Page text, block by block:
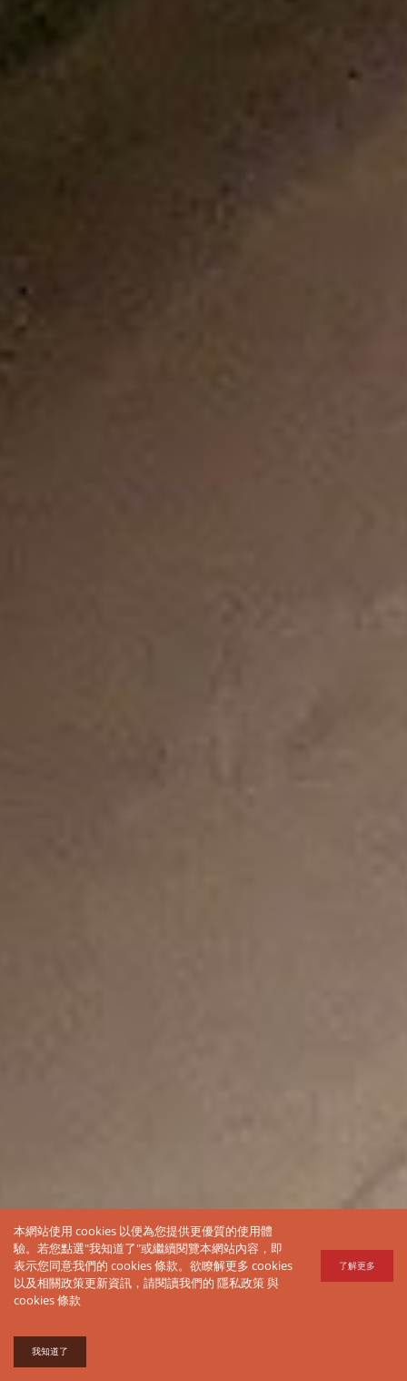
本網站使用 cookies 以便為您提供更優質的使用體
驗。若您點選"我知道了"或繼續閱覽本網站內容，即
表示您同意我們的 cookies 條款。欲瞭解更多 cookies
以及相關政策更新資訊，請閱讀我們的 隱私政策與
cookies 條款
了解更多
我知道了